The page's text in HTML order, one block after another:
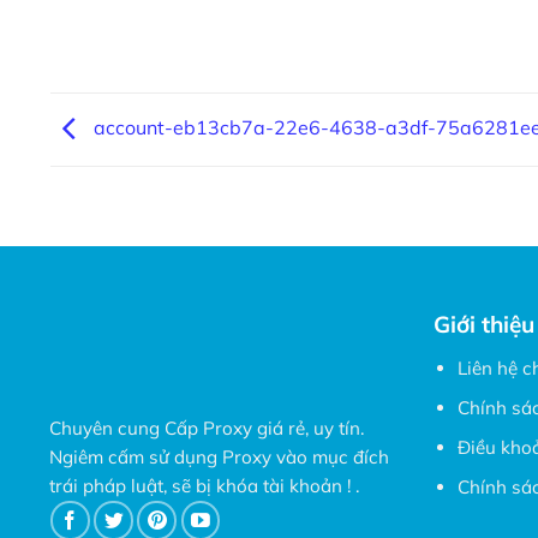
account-eb13cb7a-22e6-4638-a3df-
Chuyên cung Cấp Proxy giá rẻ, uy tín.
Ngiêm cấm sử dụng Proxy vào mục đích
trái pháp luật, sẽ bị khóa tài khoản ! .
Giới thiệu
Liên hệ
Chính
Điều
Chính